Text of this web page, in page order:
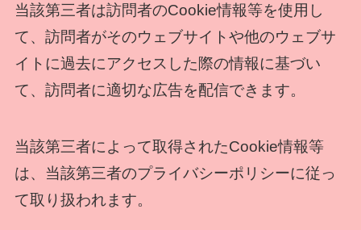
当該第三者は訪問者のCookie情報等を使用し
て、訪問者がそのウェブサイトや他のウェブサ
イトに過去にアクセスした際の情報に基づい
て、訪問者に適切な広告を配信できます。
当該第三者によって取得されたCookie情報等
は、当該第三者のプライバシーポリシーに従っ
て取り扱われます。